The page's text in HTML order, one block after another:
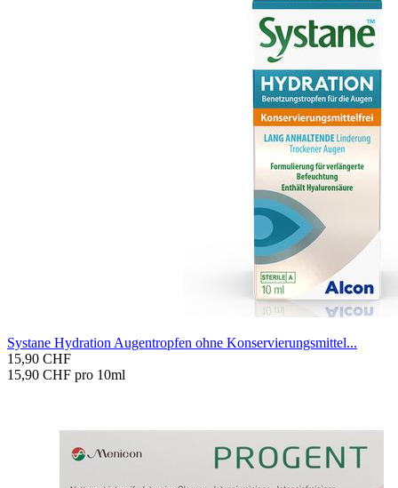
Sy­sta­ne Hy­dra­ti­on Au­gen­trop­fen ohne Kon­ser­vie­rungs­mit­tel...
15,90 CHF
15,90 CHF pro 10ml